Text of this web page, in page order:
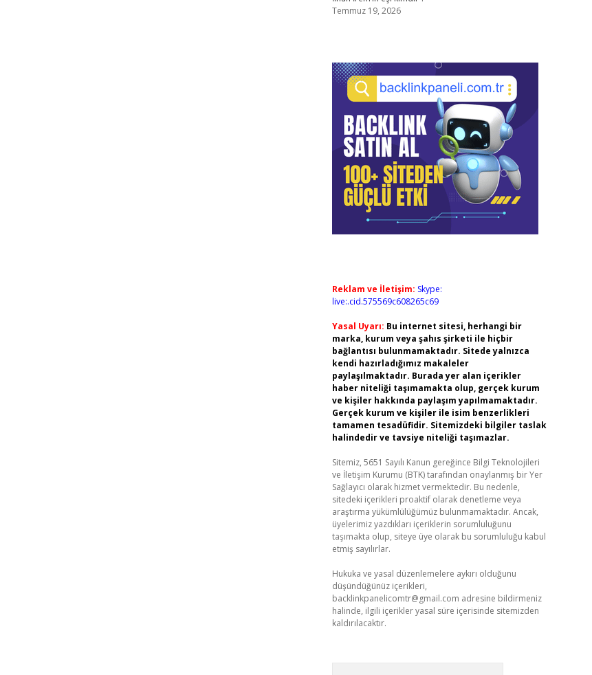
Temmuz 19, 2026
Reklam ve İletişim: Skype:
live:.cid.575569c608265c69
Yasal Uyarı: Bu internet sitesi, herhangi bir
marka, kurum veya şahıs şirketi ile hiçbir
bağlantısı bulunmamaktadır. Sitede yalnızca
kendi hazırladığımız makaleler
paylaşılmaktadır. Burada yer alan içerikler
haber niteliği taşımamakta olup, gerçek kurum
ve kişiler hakkında paylaşım yapılmamaktadır.
Gerçek kurum ve kişiler ile isim benzerlikleri
tamamen tesadüfidir. Sitemizdeki bilgiler taslak
halindedir ve tavsiye niteliği taşımazlar.
Sitemiz, 5651 Sayılı Kanun gereğince Bilgi Teknolojileri
ve İletişim Kurumu (BTK) tarafından onaylanmış bir Yer
Sağlayıcı olarak hizmet vermektedir. Bu nedenle,
sitedeki içerikleri proaktif olarak denetleme veya
araştırma yükümlülüğümüz bulunmamaktadır. Ancak,
üyelerimiz yazdıkları içeriklerin sorumluluğunu
taşımakta olup, siteye üye olarak bu sorumluluğu kabul
etmiş sayılırlar.
Hukuka ve yasal düzenlemelere aykırı olduğunu
düşündüğünüz içerikleri,
backlinkpanelicomtr@gmail.com adresine bildirmeniz
halinde, ilgili içerikler yasal süre içerisinde sitemizden
kaldırılacaktır.